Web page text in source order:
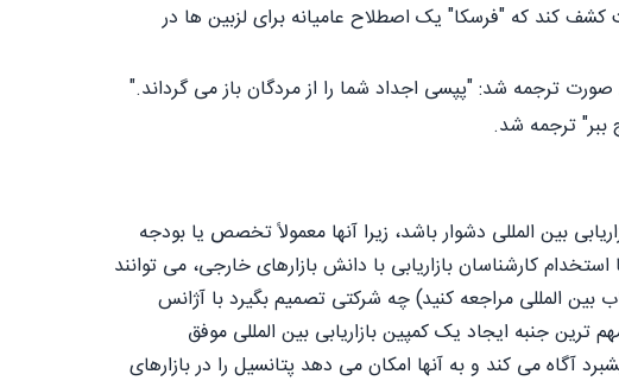
کشف کند که "فرسکا" یک اصطلاح عامیانه برای لزبین ها در
ترجمه شد: "پپسی اجداد شما را از مردگان باز می گرداند."
بین المللی دشوار باشد، زیرا آنها معمولاً تخصص یا بودجه
کارشناسان بازاریابی با دانش بازارهای خارجی، می توانند
بین المللی مراجعه کنید) چه شرکتی تصمیم بگیرد با آژانس
ترین جنبه ایجاد یک کمپین بازاریابی بین المللی موفق
آگاه می کند و به آنها امکان می دهد پتانسیل را در بازارهای